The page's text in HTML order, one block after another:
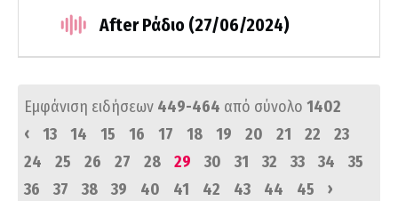
After Ράδιο (27/06/2024)
Εμφάνιση ειδήσεων 449-464 από σύνολο 1402
‹
13 14 15 16 17 18 19 20 21 22
23
24
25 26 27 28 29 30 31 32 33 34
35
36
37 38 39 40 41 42 43 44 45 ›